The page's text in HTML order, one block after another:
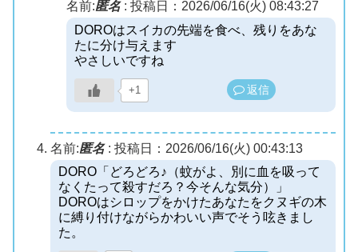
名前:匿名: 投稿日：2026/06/16(火) 08:43:27
DOROはスイカの先端を食べ、残りをあな
たに分け与えます
やさしいですね
+1 返信
名前:匿名: 投稿日：2026/06/16(火) 00:43:13
DORO「どろどろ♪（蚊がよ、別に血を吸って
なくたって殺すだろ？今そんな気分）」
DOROはシロップをかけたあなたをクヌギの木
に縛り付けながらかわいい声でそう呟きまし
た。